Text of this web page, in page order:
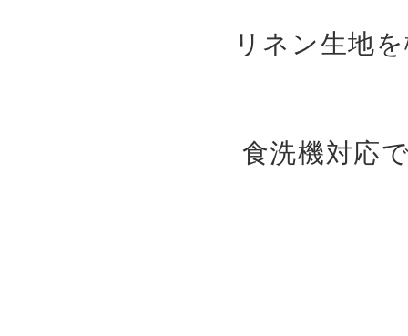
リネン生地
食洗機対応